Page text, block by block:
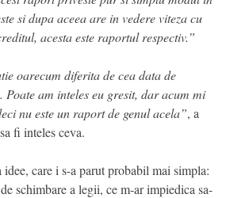
si dupa aceea are in vedere viteza cu
acesta este raportul respectiv.”
oarecum diferita de cea data de
Poate am inteles eu gresit, dar acum mi
nu este un raport de genul acela”, a
fi inteles ceva.
care i s-a parut probabil mai simpla:
schimbare a legii, ce m-ar impiedica sa-